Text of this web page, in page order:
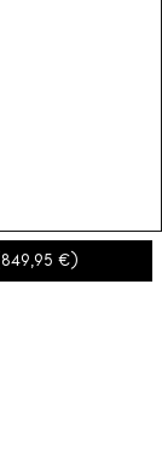
849,95 )